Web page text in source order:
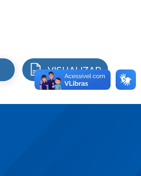
VISUALIZAR